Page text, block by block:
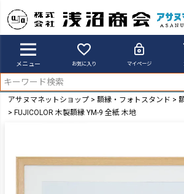
メニュー お気に入り マイページ
アサヌマネットショップ 額縁・フォトスタンド
FUJICOLOR 木製額縁 YM-9 全紙 木地